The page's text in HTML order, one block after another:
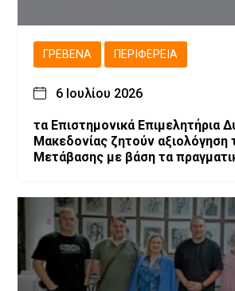
ΓΡΕΒΕΝΆ ΠΕΡΙΦΈΡΕΙΑ
6 Ιουλίου 2026
τα Επιστημονικά Επιμελητήρια
Μακεδονίας ζητούν αξιολόγηση
Μετάβασης με βάση τα